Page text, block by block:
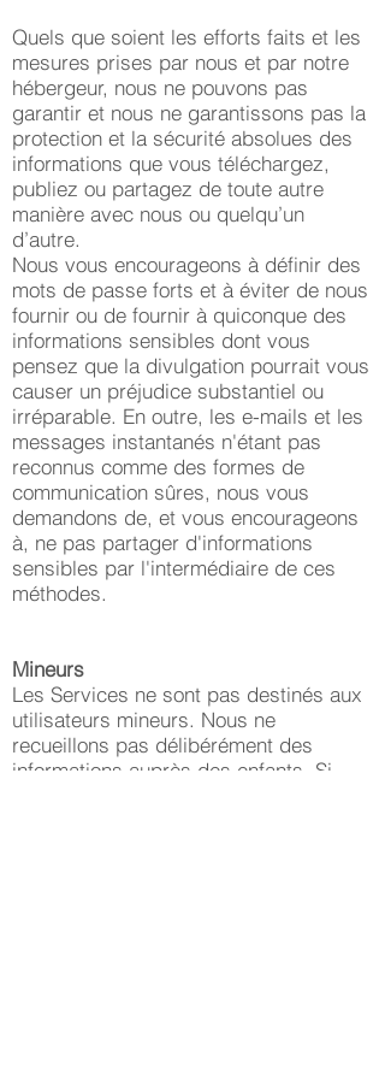
Quels que soient les efforts faits et les
mesures prises par nous et par notre
hébergeur, nous ne pouvons pas
garantir et nous ne garantissons pas la
protection et la sécurité absolues des
informations que vous téléchargez,
publiez ou partagez de toute autre
manière avec nous ou quelqu’un
d’autre.
Nous vous encourageons à définir des
mots de passe forts et à éviter de nous
fournir ou de fournir à quiconque des
informations sensibles dont vous
pensez que la divulgation pourrait vous
causer un préjudice substantiel ou
irréparable. En outre, les e-mails et les
messages instantanés n'étant pas
reconnus comme des formes de
communication sûres, nous vous
demandons de, et vous encourageons
à, ne pas partager d'informations
sensibles par l'intermédiaire de ces
méthodes.
Mineurs
Les Services ne sont pas destinés aux
utilisateurs mineurs. Nous ne
recueillons pas délibérément des
informations auprès des enfants. Si